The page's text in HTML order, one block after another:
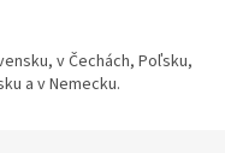
v Čechách, Poľsku,
a v Nemecku.